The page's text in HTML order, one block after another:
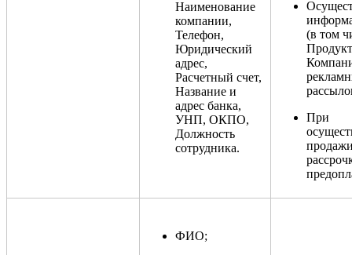
Наименование
компании,
Телефон,
Юридический
адрес,
Расчетный счет,
Название и
адрес банка,
УНП, ОКПО,
Должность
сотрудника.
(в том
При
ФИО;